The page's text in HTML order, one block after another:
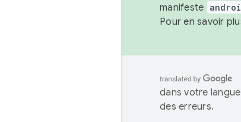
manifeste
Pour en savoir
dans votre
des erreurs.